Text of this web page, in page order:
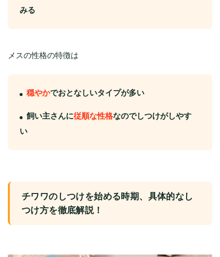
みる
メスの性格の特徴は
穏やかでおとなしいタイプが多い
飼い主さんに従順な性格なのでしつけがしやす
い
チワワのしつけを始める時期、具体的なし
つけ方を徹底解説！